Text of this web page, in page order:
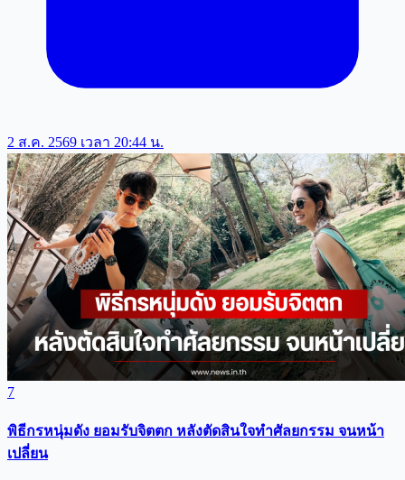
2 ส.ค. 2569 เวลา 20:44 น.
7
พิธีกรหนุ่มดัง ยอมรับจิตตก หลังตัดสินใจทำศัลยกรรม จนหน้า
เปลี่ยน